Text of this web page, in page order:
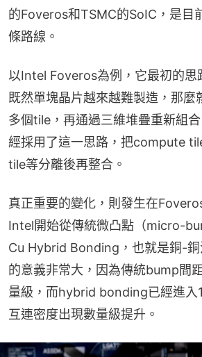
的Foveros和TSMC的SoIC，是目
條路線。
以Intel Foveros為例，它最初的思
既然單塊晶片越來越難製造，那麼
多個tile，再通過三維堆疊重新組
經採用了這一思路，把compute
tile等分離後再整合。
真正重要的變化，則發生在
Intel開始從傳統微凸點（micro-
Cu Hybrid Bonding，也就是銅-
的意義非常大，因為傳統bump間
量級，而hybrid bonding已經進入
互連密度出現數量級提升。